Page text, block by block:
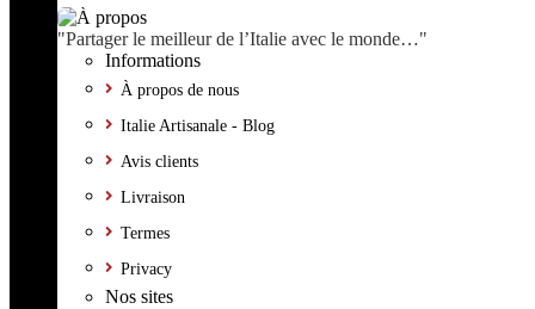
"Partager le meilleur de l’Italie avec le monde…"
Informations
À propos de nous
Italie Artisanale - Blog
Avis clients
Livraison
Termes
Privacy
Nos sites